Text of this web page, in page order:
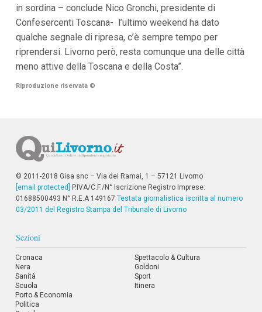
in sordina – conclude Nico Gronchi, presidente di
Confesercenti Toscana- l’ultimo weekend ha dato
qualche segnale di ripresa, c’è sempre tempo per
riprendersi. Livorno però, resta comunque una delle città
meno attive della Toscana e della Costa”.
Riproduzione riservata ©
© 2011-2018 Gisa snc – Via dei Ramai, 1 – 57121 Livorno
[email protected]
P.IVA/C.F./N° Iscrizione Registro Imprese:
01688500493 N° R.E.A 149167 Testata giornalistica iscritta al numero
03/2011 del Registro Stampa del Tribunale di Livorno
Sezioni
Cronaca
Nera
Sanità
Scuola
Porto & Economia
Politica
Spettacolo & Cultura
Goldoni
Sport
Itinera